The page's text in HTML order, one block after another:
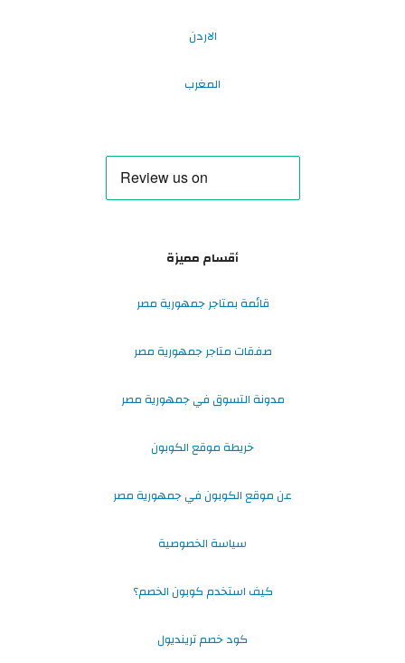
الاردن
المغرب
أقسام مميزة
قائمة بمتاجر جمهورية مصر
صفقات متاجر جمهورية مصر
مدونة التسوق في جمهورية مصر
خريطة موقع الكوبون
عن موقع الكوبون في جمهورية مصر
سياسة الخصوصية
كيف استخدم كوبون الخصم؟
كود خصم ترينديول